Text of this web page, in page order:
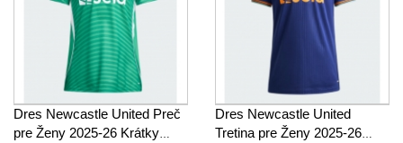
Dres Newcastle United Preč
pre Ženy 2025-26 Krátky
Dres Newcastle United
Tretina pre Ženy 2025-26